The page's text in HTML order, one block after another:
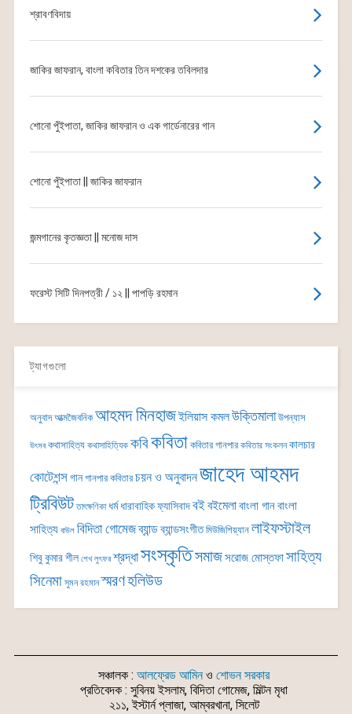
শ্রাবণবিদায়
জাকির জাফরান, বাংলা কবিতার তিন দশকের তবিলদার
শোনো পুঁইপাতা, জাকির জাফরান ও এক গার্ডেনারের গান
শোনো পুঁইপাতা || জাকির জাফরান
জন্মগানের কৃতজ্ঞতা || মনোজ দাস
ফরেস্ট সিটি দিনপত্রী / ১২ || পাপড়ি রহমান
ট্যাগগুলো
অনুবাদ আত্মজৈবনিক আহমদ মিনহাজইলিয়াস কমলউক্তিমালা উপন্যাস
উৎসব কথাসাহিত্য কথাসাহিত্যিক কবিকবিতা কবিতার গানপার কবিতার সংকলন কালচার
কোটেশন্সগান গানপার কবিতার চয়ন ও অনুবাদনজাহেদ আহমদ
ট্রিবিউট তাৎক্ষণিকা ধর্ম ধারাবাহিকফ্যাসিবাদবইবইমেলাবাংলা গানবাংলা
সাহিত্য বাউল বিদিতা গোমেজব্যান্ডব্যান্ডসংগীত মিউজিশিয়্যান লাইফস্টাইল
শিবু কুমার শীল শেখ লুৎফর শ্রদ্ধাসংস্কৃতিসমাজসরোজ মোস্তফাসাহিত্য
সিনেমা সুমন রহমান স্মরণহলিউড
সঞ্চালক : আলফ্রেড আমিনও শোভন সরকার
প্রতিবেদক : সুবিনয় ইসলাম, বিদিতা গোমেজ, মিল্টন মৃধা
২১১, ইস্টার্ন প্লাজা, আম্বরখানা, সিলেট